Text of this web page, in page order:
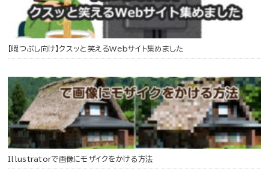
【暇つぶし向け】クスッと笑えるWebサイト集めました
Illustratorで画像にモザイクをかける方法